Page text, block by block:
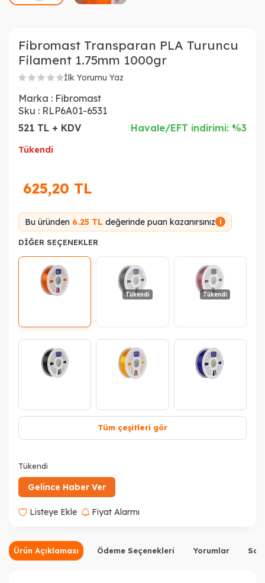
Fibromast Transparan PLA Turuncu
Filament 1.75mm 1000gr
İlk Yorumu Yaz
Marka : Fibromast
Sku : RLP6A01-6531
521 TL + KDV
Havale/EFT indirimi: %3
Tükendi
625,20 TL
Bu üründen 6.25 TL değerinde puan kazanırsınız i
DIĞER SEÇENEKLER
Tükendi Tükendi
Tüm çeşitleri gör
Tükendi
Gelince Haber Ver
Listeye Ekle Fiyat Alarmı
Ürün Açıklaması Ödeme Seçenekleri Yorumlar